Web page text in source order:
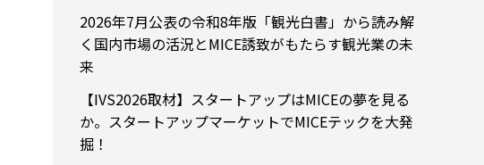
2026年7月公表の令和8年版「観光白書」から読み解
く国内市場の活況とMICE誘致がもたらす観光業の未
来
【IVS2026取材】スタートアップはMICEの夢を見る
か。スタートアップマーケットでMICEテックを大発
掘！